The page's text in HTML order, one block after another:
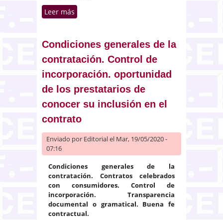
Leer más
motor no cubre al conductor
asegurado por la muerte de sus
familiares causada por su propia
conducta
Condiciones generales de la
contratación. Control de
incorporación. oportunidad
de los prestatarios de
conocer su inclusión en el
contrato
Enviado por Editorialel Mar, 19/05/2020 -
07:16
Condiciones generales de la
contratación. Contratos celebrados
con consumidores. Control de
incorporación. Transparencia
documental o gramatical. Buena fe
contractual.